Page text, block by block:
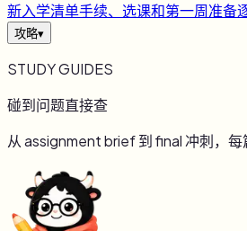
新入学清单手续、选课和第一周准备
攻略▾
STUDY GUIDES
碰到问题直接查
从 assignment brief 到 final 冲刺，每